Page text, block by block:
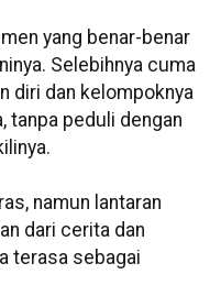
yang benar-benar
Selebihnya cuma
diri dan kelompoknya
tanpa peduli dengan
namun lantaran
dari cerita dan
terasa sebagai